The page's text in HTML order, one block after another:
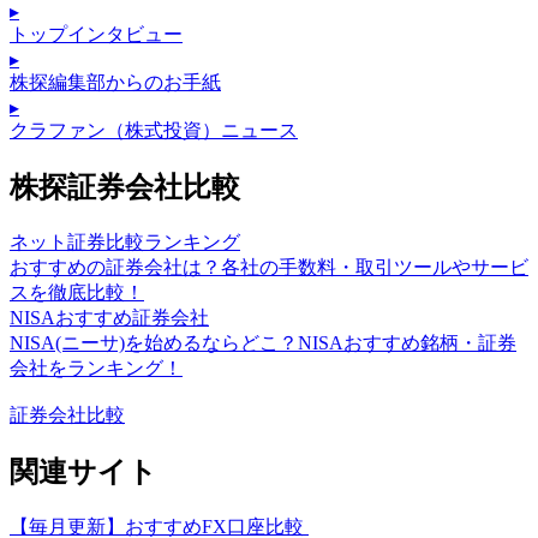
▸
トップインタビュー
▸
株探編集部からのお手紙
▸
クラファン（株式投資）ニュース
株探証券会社比較
ネット証券比較ランキング
おすすめの証券会社は？各社の手数料・取引ツールやサービ
スを徹底比較！
NISAおすすめ証券会社
NISA(ニーサ)を始めるならどこ？NISAおすすめ銘柄・証券
会社をランキング！
証券会社比較
関連サイト
【毎月更新】おすすめFX口座比較